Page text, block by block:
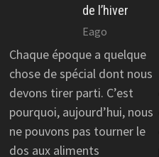
de l’hiver
Eago
Chaque époque a quelque
chose de spécial dont nous
devons tirer parti. C’est
pourquoi, aujourd’hui, nous
ne pouvons pas tourner le
dos aux aliments